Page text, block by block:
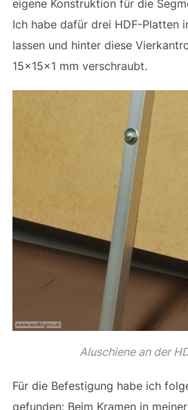
eigene Konstruktion für die
Ich habe dafür drei HDF-Platten
lassen und hinter diese
15x15x1 mm verschraubt.
Aluschiene an der
Für die Befestigung habe ich
gefunden: Beim Kramen in